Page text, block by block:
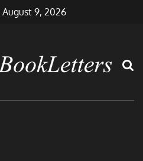
August 9, 2026